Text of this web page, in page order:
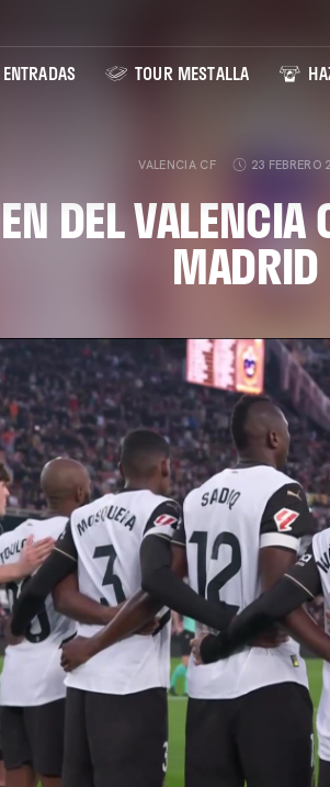
ENTRADAS TOUR MESTALLA
VALENCIA CF 23 FEBRERO
DEL VALENCIA
MADRID